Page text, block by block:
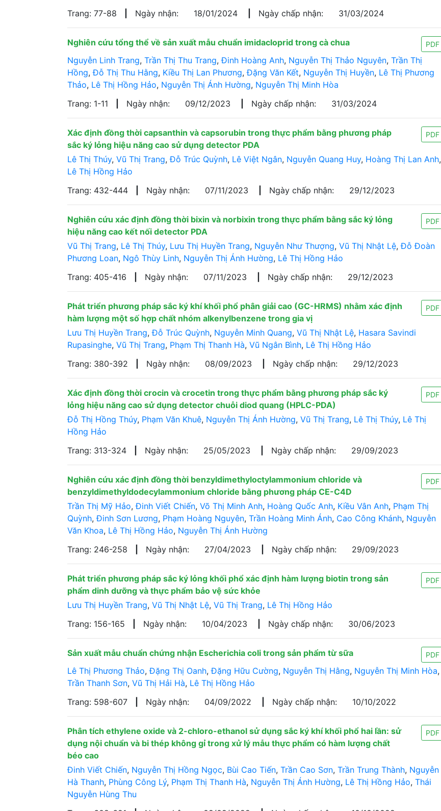
Trang: 77-88
Ngày nhận: 18/01/2024 Ngày chấp nhận: 31/03/2024
Nghiên cứu tổng thể về sản xuất mẫu chuẩn imidacloprid trong cà chua PDF
Nguyễn Linh Trang, Trần Thị Thu Trang,Đinh Hoàng Anh, Nguyễn Thị Thảo Nguyên, Trần Thị
Hồng,Đỗ Thị Thu Hằng, Kiều Thị Lan Phương,Đặng Văn Kết, Nguyễn Thị Huyền, Lê Thị Phương
Thảo, Lê Thị Hồng Hảo, Nguyễn Thị Ánh Hường, Nguyễn Thị Minh Hòa
Trang: 1-11
Ngày nhận: 09/12/2023 Ngày chấp nhận: 31/03/2024
Xác định đồng thời capsanthin và capsorubin trong thực phẩm bằng phương pháp
sắc ký lỏng hiệu năng cao sử dụng detector PDA
PDF
Lê Thị Thúy, Vũ Thị Trang,Đỗ Trúc Quỳnh, Lê Việt Ngân, Nguyễn Quang Huy, Hoàng Thị Lan Anh,
Lê Thị Hồng Hảo
Trang: 432-444
Ngày nhận: 07/11/2023 Ngày chấp nhận: 29/12/2023
Nghiên cứu xác định đồng thời bixin và norbixin trong thực phẩm bằng sắc ký lỏng
hiệu năng cao kết nối detector PDA
PDF
Vũ Thị Trang, Lê Thị Thúy, Lưu Thị Huyền Trang, Nguyễn Như Thượng, Vũ Thị Nhật Lệ,Đỗ Đoàn
Phương Loan, Ngô Thùy Linh, Nguyễn Thị Ánh Hường, Lê Thị Hồng Hảo
Trang: 405-416
Ngày nhận: 07/11/2023 Ngày chấp nhận: 29/12/2023
Phát triển phương pháp sắc ký khí khối phổ phân giải cao (GC-HRMS) nhằm xác định
hàm lượng một số hợp chất nhóm alkenylbenzene trong gia vị
PDF
Lưu Thị Huyền Trang,Đỗ Trúc Quỳnh, Nguyễn Minh Quang, Vũ Thị Nhật Lệ, Hasara Savindi
Rupasinghe, Vũ Thị Trang, Phạm Thị Thanh Hà, Vũ Ngân Bình, Lê Thị Hồng Hảo
Trang: 380-392
Ngày nhận: 08/09/2023 Ngày chấp nhận: 29/12/2023
Xác định đồng thời crocin và crocetin trong thực phẩm bằng phương pháp sắc ký
lỏng hiệu năng cao sử dụng detector chuỗi diod quang (HPLC-PDA)
PDF
Đỗ Thị Hồng Thúy, Phạm Văn Khuê, Nguyễn Thị Ánh Hường, Vũ Thị Trang, Lê Thị Thúy, Lê Thị
Hồng Hảo
Trang: 313-324
Ngày nhận: 25/05/2023 Ngày chấp nhận: 29/09/2023
Nghiên cứu xác định đồng thời benzyldimethyloctylammonium chloride và
benzyldimethyldodecylammonium chloride bằng phương pháp CE-C4D
PDF
Trần Thị Mỹ Hảo,Đinh Viết Chiến, Võ Thị Minh Anh, Hoàng Quốc Anh, Kiều Vân Anh, Phạm Thị
Quỳnh,Đinh Sơn Lương, Phạm Hoàng Nguyên, Trần Hoàng Minh Ánh, Cao Công Khánh, Nguyễn
Văn Khoa, Lê Thị Hồng Hảo, Nguyễn Thị Ánh Hường
Trang: 246-258
Ngày nhận: 27/04/2023 Ngày chấp nhận: 29/09/2023
Phát triển phương pháp sắc ký lỏng khối phổ xác định hàm lượng biotin trong sản
phẩm dinh dưỡng và thực phẩm bảo vệ sức khỏe
PDF
Lưu Thị Huyền Trang, Vũ Thị Nhật Lệ, Vũ Thị Trang, Lê Thị Hồng Hảo
Trang: 156-165
Ngày nhận: 10/04/2023 Ngày chấp nhận: 30/06/2023
Sản xuất mẫu chuẩn chứng nhận Escherichia coli trong sản phẩm từ sữa PDF
Lê Thị Phương Thảo,Đặng Thị Oanh,Đặng Hữu Cường, Nguyễn Thị Hằng, Nguyễn Thị Minh Hòa,
Trần Thanh Sơn, Vũ Thị Hải Hà, Lê Thị Hồng Hảo
Trang: 598-607
Ngày nhận: 04/09/2022 Ngày chấp nhận: 10/10/2022
Phân tích ethylene oxide và 2-chloro-ethanol sử dụng sắc ký khí khối phổ hai lần: sử
dụng nội chuẩn và bi thép không gỉ trong xử lý mẫu thực phẩm có hàm lượng chất
béo cao
PDF
Đinh Viết Chiến, Nguyễn Thị Hồng Ngọc, Bùi Cao Tiến, Trần Cao Sơn, Trần Trung Thành, Nguyễn
Hà Thanh, Phùng Công Lý, Phạm Thị Thanh Hà, Nguyễn Thị Ánh Hường, Lê Thị Hồng Hảo, Thái
Nguyễn Hùng Thu